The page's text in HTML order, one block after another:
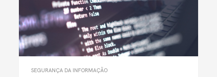
SEGURANÇA DA INFORMAÇÃO